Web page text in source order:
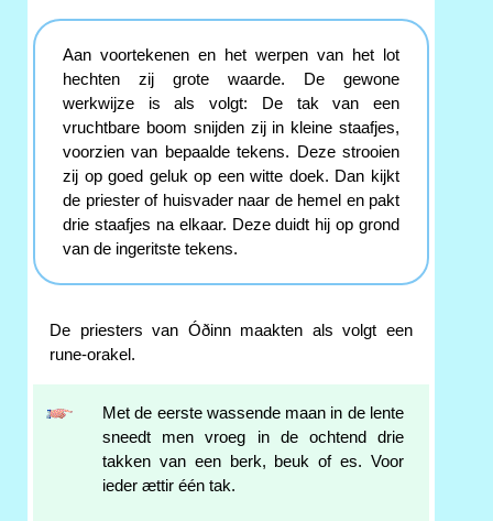
Aan voortekenen en het werpen van het lot
hechten zij grote waarde. De gewone
werkwijze is als volgt: De tak van een
vruchtbare boom snijden zij in kleine staafjes,
voorzien van bepaalde tekens. Deze strooien
zij op goed geluk op een witte doek. Dan kijkt
de priester of huisvader naar de hemel en pakt
drie staafjes na elkaar. Deze duidt hij op grond
van de ingeritste tekens.
De priesters van Óðinn maakten als volgt een
rune-orakel.
Met de eerste wassende maan in de lente
sneedt men vroeg in de ochtend drie
takken van een berk, beuk of es. Voor
ieder ættir één tak.